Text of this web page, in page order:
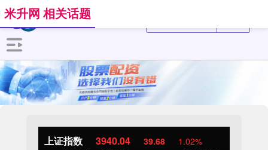
上证指数 3940.04 39.68 1.02%
米升网 相关话题